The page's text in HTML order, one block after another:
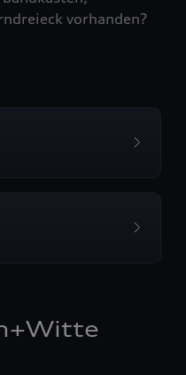
vorhanden?